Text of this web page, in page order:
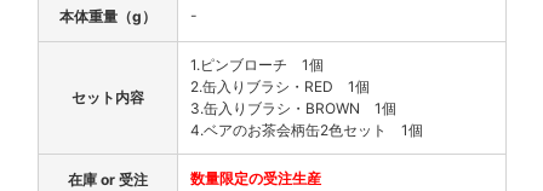
本体重量（g） -
セット内容
1.ピンブローチ 1個
2.缶入りブラシ・RED 1個
3.缶入りブラシ・BROWN 1個
4.ベアのお茶会柄缶2色セット 1個
在庫 or 受注 数量限定の受注生産